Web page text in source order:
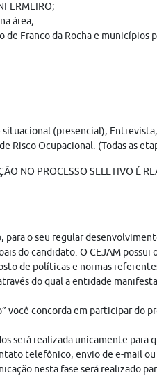
área;
Franco da Rocha e municípios
(presencial),
Risco Ocupacional. (Todas as
NO PROCESSO SELETIVO É
para o seu regular
do candidato. O CEJAM possui
de políticas e normas
do qual a entidade
você concorda em participar do
será realizada unicamente para
telefônico, envio de e-mail
nesta fase será realizado